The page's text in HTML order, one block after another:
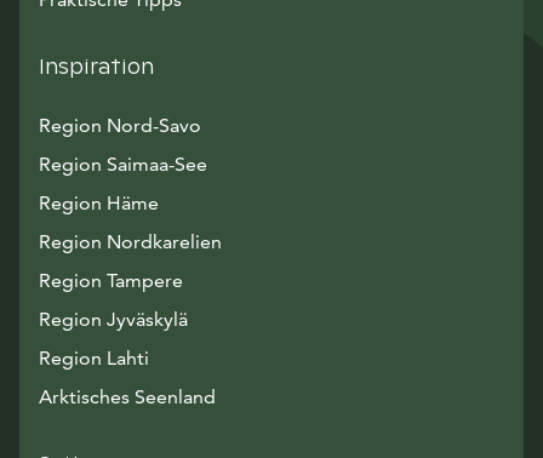
Inspiration
Region Nord-Savo
Region Saimaa-See
Region Häme
Region Nordkarelien
Region Tampere
Region Jyväskylä
Region Lahti
Arktisches Seenland